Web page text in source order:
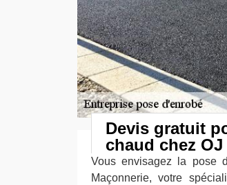
Devis gratuit
chaud chez
Vous envisagez la pose
Maçonnerie, votre